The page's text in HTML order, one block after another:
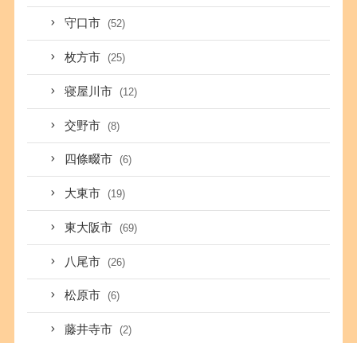
守口市 (52)
枚方市 (25)
寝屋川市 (12)
交野市 (8)
四條畷市 (6)
大東市 (19)
東大阪市 (69)
八尾市 (26)
松原市 (6)
藤井寺市 (2)